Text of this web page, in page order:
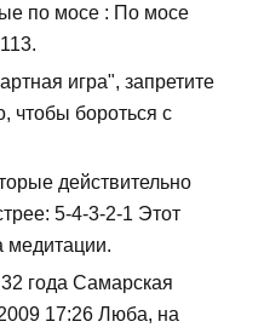
по мосе : По мосе
игра", запретите
чтобы бороться с
действительно
5-4-3-2-1 Этот
медитации.
года Самарская
17:26 Люба, на